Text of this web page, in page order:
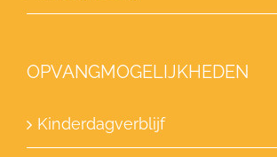
OPVANGMOGELIJKHEDEN
Kinderdagverblijf